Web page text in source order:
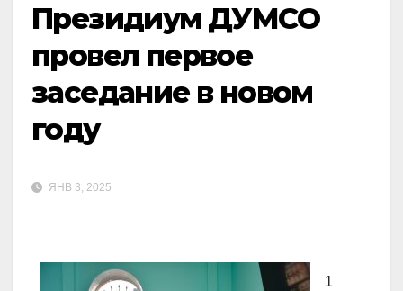
Президиум ДУМСО
провел первое
заседание в новом
году
ЯНВ 3, 2025
1